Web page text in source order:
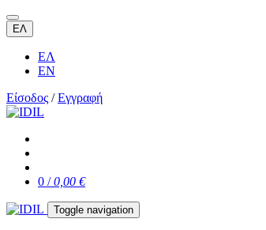
ΕΛ
ΕΛ
EN
Είσοδος /Εγγραφή
0 /0,00 €
Toggle navigation